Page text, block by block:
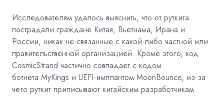
Исследователям удалось выяснить, что от руткита
пострадали граждане Китая, Вьетнама, Ирана и
России, никак не связанные с какой-либо частной или
правительственной организацией. Кроме этого, код
CosmicStrand частично совпадает с кодом
ботнета MyKings и UEFI-имплантом MoonBounce, из-за
чего руткит приписывают китайским разработчикам.